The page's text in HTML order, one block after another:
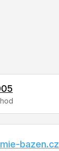
bazen.cz